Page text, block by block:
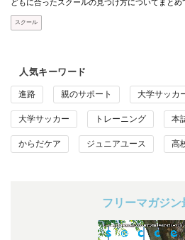
どもに合ったスクールの見つけ方についてまとめ
スクール
人気キーワード
進路 親のサポート 大学サッカ
大学サッカー トレーニング 本
からだケア ジュニアユース 高
フリーマガジン